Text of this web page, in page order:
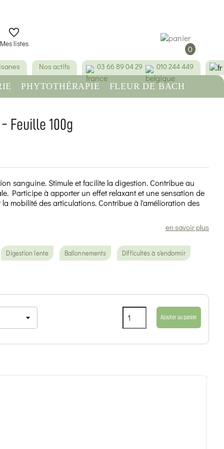
Mes listes 0
Nos actifs 03 66 89 04 29 010 244 449
PHYTOTHÉRAPIE
FLEUR DE BACH
Feuille 100g
(17 avis)
sanguine. Stimule et facilite la digestion. Contribue au
Participe à apporter un effet relaxant et une sensation de
mobilité des articulations. Contribue à l'amélioration des
en savoir plus
Digestion lente Ballonnements Difficultés à s'endormir
Ajouter au panier